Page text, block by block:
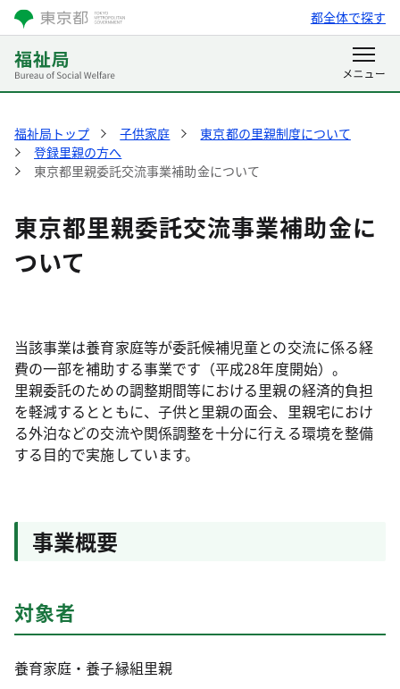
都全体で探す
福祉局トップ 子供家庭
東京都の里親制度について
登録里親の方へ
東京都里親委託交流事業補助金について
東京都里親委託交流事業補助金に
ついて
当該事業は養育家庭等が委託候補児童との交流に係る経
費の一部を補助する事業です（平成28年度開始）。
里親委託のための調整期間等における里親の経済的負担
を軽減するとともに、子供と里親の面会、里親宅におけ
る外泊などの交流や関係調整を十分に行える環境を整備
する目的で実施しています。
事業概要
対象者
養育家庭・養子縁組里親